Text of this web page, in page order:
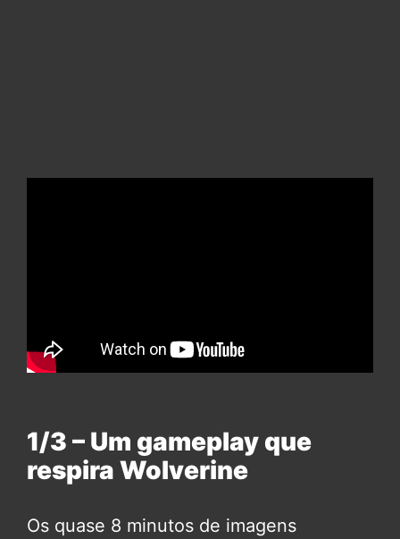
1/3 – Um gameplay que
respira Wolverine
Os quase 8 minutos de imagens